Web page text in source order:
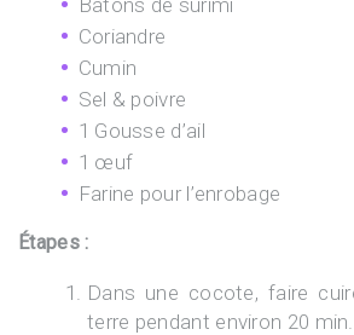
Coriandre
Cumin
Sel & poivre
1 Gousse d’ail
1 œuf
Farine pour l’enrobage
Étapes :
Dans une cocote, faire
terre pendant environ 20 min.